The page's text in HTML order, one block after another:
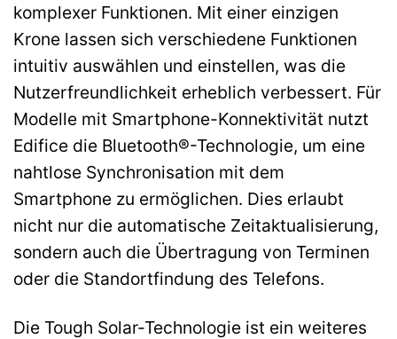
komplexer Funktionen. Mit einer einzigen
Krone lassen sich verschiedene Funktionen
intuitiv auswählen und einstellen, was die
Nutzerfreundlichkeit erheblich verbessert. Für
Modelle mit Smartphone-Konnektivität nutzt
Edifice die Bluetooth®-Technologie, um eine
nahtlose Synchronisation mit dem
Smartphone zu ermöglichen. Dies erlaubt
nicht nur die automatische Zeitaktualisierung,
sondern auch die Übertragung von Terminen
oder die Standortfindung des Telefons.
Die Tough Solar-Technologie ist ein weiteres